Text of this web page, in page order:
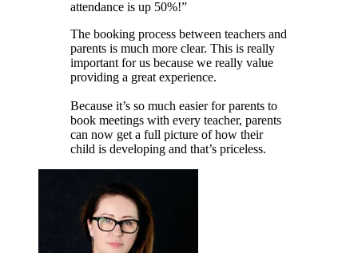
attendance is up 50%!”
The booking process between teachers and
parents is much more clear. This is really
important for us because we really value
providing a great experience.
Because it’s so much easier for parents to
book meetings with every teacher, parents
can now get a full picture of how their
child is developing and that’s priceless.